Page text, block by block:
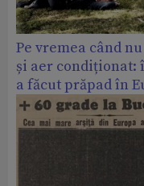
Pe vremea când
și aer condiționat:
a făcut prăpad în